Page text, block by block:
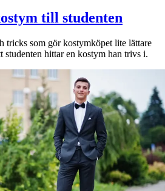
till studenten
tricks som gör kostymköpet lite lättare
studenten hittar en kostym han trivs i.